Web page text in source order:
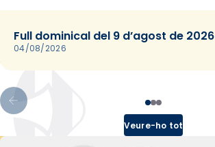
Full dominical del 9 d’agost de 2026
04/08/2026
Veure-ho tot